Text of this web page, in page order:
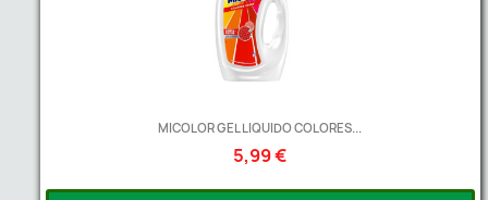
MICOLOR GEL LIQUIDO COLORES...
5,99 €